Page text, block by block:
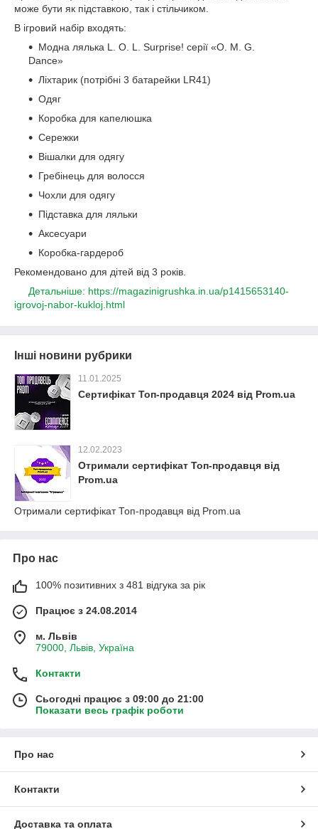
може бути як підставкою, так і стільчиком.
В ігровий набір входять:
Модна лялька L. O. L. Surprise! серії «O. M. G.
Dance»
Ліхтарик (потрібні 3 батарейки LR41)
Одяг
Коробка для капелюшка
Сережки
Вішалки для одягу
Гребінець для волосся
Чохли для одягу
Підставка для ляльки
Аксесуари
Коробка-гардероб
Рекомендовано для дітей від 3 років.
Детальніше: https://magazinigrushka.in.ua/p1415653140-
igrovoj-nabor-kukloj.html
Інші новини рубрики
11.01.2025
Сертифікат Топ-продавця 2024 від Prom.ua
12.02.2023
Отримали сертифікат Топ-продавця від
Prom.ua
Отримали сертифікат Топ-продавця від Prom.ua
Про нас
100% позитивних з 481 відгука за рік
Працює з 24.08.2014
м. Львів
79000, Львів, Україна
Контакти
Сьогодні працює з 09:00 до 21:00
Показати весь графік роботи
Про нас
Контакти
Доставка та оплата